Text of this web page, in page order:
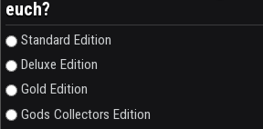
euch?
Auswahlmöglichkeiten
Standard Edition
Deluxe Edition
Gold Edition
Gods Collectors Edition